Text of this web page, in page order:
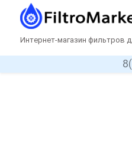
Интернет-магазин фильтров